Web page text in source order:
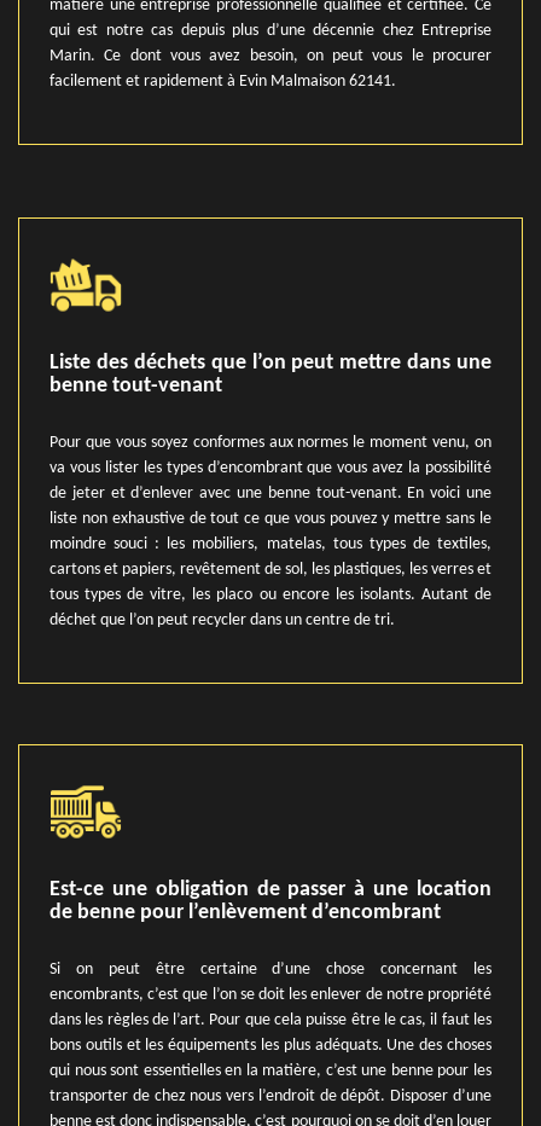
matière une entreprise professionnelle qualifiée et certifiée. Ce
qui est notre cas depuis plus d’une décennie chez Entreprise
Marin. Ce dont vous avez besoin, on peut vous le procurer
facilement et rapidement à Evin Malmaison 62141.
Liste des déchets que l’on peut mettre dans une
benne tout-venant
Pour que vous soyez conformes aux normes le moment venu, on
va vous lister les types d’encombrant que vous avez la possibilité
de jeter et d’enlever avec une benne tout-venant. En voici une
liste non exhaustive de tout ce que vous pouvez y mettre sans le
moindre souci : les mobiliers, matelas, tous types de textiles,
cartons et papiers, revêtement de sol, les plastiques, les verres et
tous types de vitre, les placo ou encore les isolants. Autant de
déchet que l’on peut recycler dans un centre de tri.
Est-ce une obligation de passer à une location
de benne pour l’enlèvement d’encombrant
Si on peut être certaine d’une chose concernant les
encombrants, c’est que l’on se doit les enlever de notre propriété
dans les règles de l’art. Pour que cela puisse être le cas, il faut les
bons outils et les équipements les plus adéquats. Une des choses
qui nous sont essentielles en la matière, c’est une benne pour les
transporter de chez nous vers l’endroit de dépôt. Disposer d’une
benne est donc indispensable, c’est pourquoi on se doit d’en louer